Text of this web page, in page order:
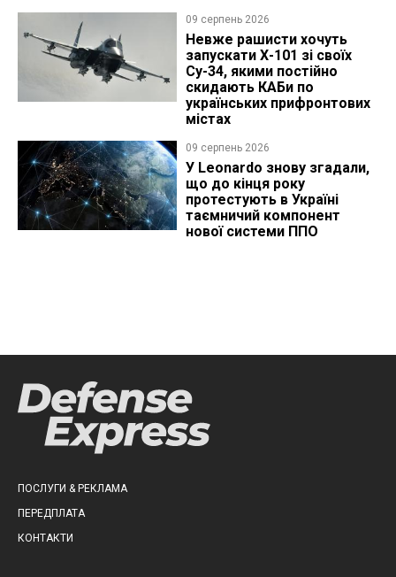
09 серпень 2026
Невже рашисти хочуть
запускати Х-101 зі своїх
Су-34, якими постійно
скидають КАБи по
українських прифронтових
містах
09 серпень 2026
У Leonardo знову згадали,
що до кінця року
протестують в Україні
таємничий компонент
нової системи ППО
ПОСЛУГИ & РЕКЛАМА
ПЕРЕДПЛАТА
КОНТАКТИ